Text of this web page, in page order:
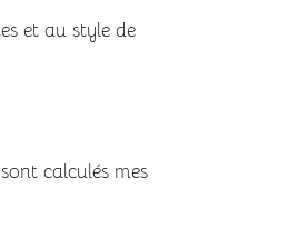
et au style de
calculés mes